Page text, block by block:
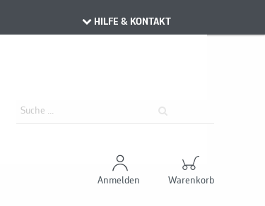
HILFE & KONTAKT
Anmelden Warenkorb